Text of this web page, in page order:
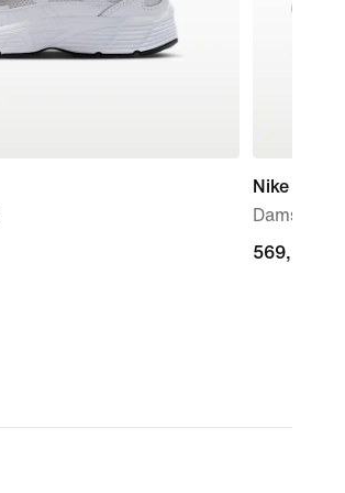
Nike Free
Damskie
569,99 zł
569,99 zł